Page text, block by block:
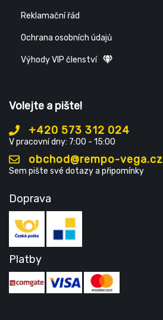
Reklamační řád
Ochrana osobních údajů
Výhody VIP členství
Volejte a pište!
+420 573 312 024
V pracovní dny: 7:00 - 15:00
obchod@rempo-vega.cz
Sem pište své dotazy a připomínky
Doprava
Platby